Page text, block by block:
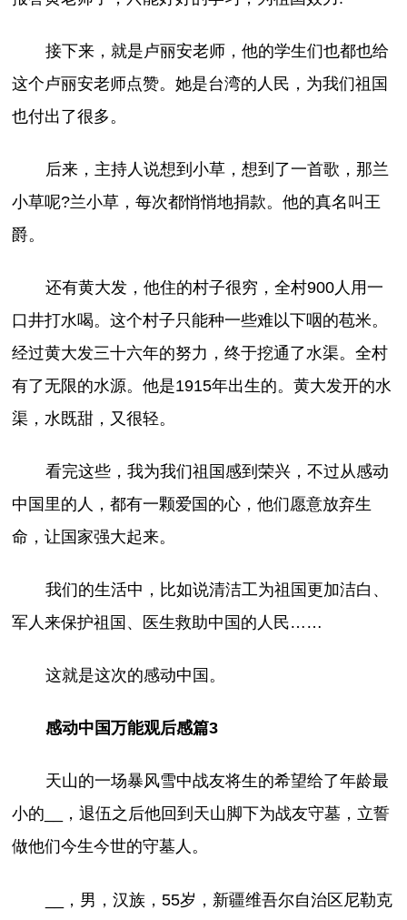
接下来，就是卢丽安老师，他的学生们也都也给
这个卢丽安老师点赞。她是台湾的人民，为我们祖国
也付出了很多。
后来，主持人说想到小草，想到了一首歌，那兰
小草呢?兰小草，每次都悄悄地捐款。他的真名叫王
爵。
还有黄大发，他住的村子很穷，全村900人用一
口井打水喝。这个村子只能种一些难以下咽的苞米。
经过黄大发三十六年的努力，终于挖通了水渠。全村
有了无限的水源。他是1915年出生的。黄大发开的水
渠，水既甜，又很轻。
看完这些，我为我们祖国感到荣兴，不过从感动
中国里的人，都有一颗爱国的心，他们愿意放弃生
命，让国家强大起来。
我们的生活中，比如说清洁工为祖国更加洁白、
军人来保护祖国、医生救助中国的人民……
这就是这次的感动中国。
感动中国万能观后感篇3
天山的一场暴风雪中战友将生的希望给了年龄最
小的__，退伍之后他回到天山脚下为战友守墓，立誓
做他们今生今世的守墓人。
__，男，汉族，55岁，新疆维吾尔自治区尼勒克